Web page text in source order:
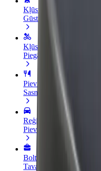
Kļūsti par autovadītāju
Gūsti ieņēmumus, kā
Kļūsti par kurjeru
Piegādā ēdienu un
Pievieno restorānu vai
Sasniedz vairāk klientu
Reģistrējies kā autoparka
Pievieno savu
Bolt for Business
Tavam uzņēmumam